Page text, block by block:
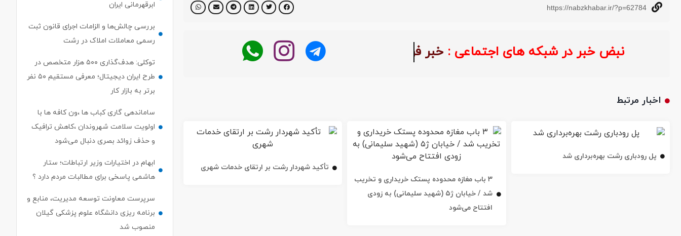
https://nabzkhabar.ir/?p=62784
نبض خبر در شبکه های اجتماعی : خبر فوری
اخبار مرتبط
پل رودباری رشت بهره‌برداری شد
۳ باب مغازه محدوده پستک خریداری و تخریب
شد / خیابان ژ۵ (شهید سلیمانی) به زودی
افتتاح می‌شود
تأکید شهردار رشت بر ارتقای خدمات شهری
ابرقهرمانی ایران
بررسی چالش‌ها و الزامات اجرای قانون ثبت
رسمی معاملات املاک در رشت
توکلی: هدف‌گذاری ۵۰۰ هزار متخصص در
طرح ایران دیجیتال؛ معرفی مستقیم ۵۰ نفر
برتر به بازار کار
ساماندهی گاری کباب ها ،ون کافه ها با
اولویت سلامت شهروندان ،کاهش ترافیک
و حذف زوائد بصری دنبال می‌شود
ابهام در اختیارات وزیر ارتباطات؛ ستار
هاشمی پاسخی برای مطالبات مردم دارد ؟
سرپرست معاونت توسعه مدیریت، منابع و
برنامه ریزی دانشگاه علوم پزشکی گیلان
منصوب شد